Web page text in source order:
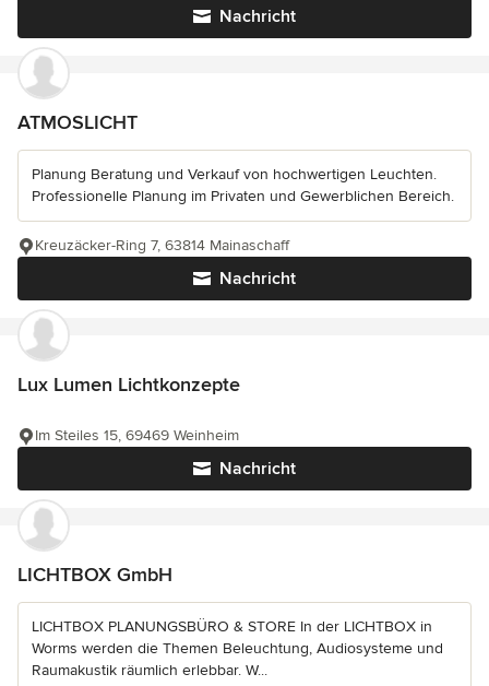
Nachricht
ATMOSLICHT
Planung Beratung und Verkauf von hochwertigen Leuchten.
Professionelle Planung im Privaten und Gewerblichen Bereich.
Nachricht
Kreuzäcker-Ring 7, 63814 Mainaschaff
Lux Lumen Lichtkonzepte
Nachricht
Im Steiles 15, 69469 Weinheim
LICHTBOX GmbH
LICHTBOX PLANUNGSBÜRO & STORE In der LICHTBOX in
Worms werden die Themen Beleuchtung, Audiosysteme und
Raumakustik räumlich erlebbar. W...